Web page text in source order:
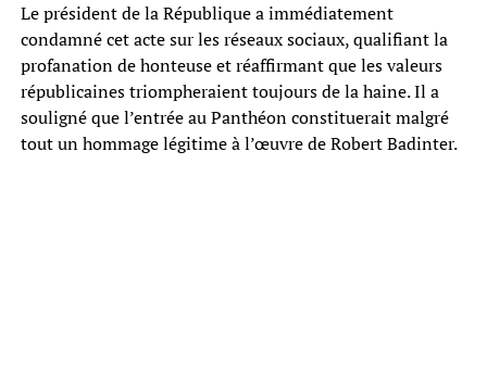
Le président de la République a immédiatement
condamné cet acte sur les réseaux sociaux, qualifiant la
profanation de honteuse et réaffirmant que les valeurs
républicaines triompheraient toujours de la haine. Il a
souligné que l’entrée au Panthéon constituerait malgré
tout un hommage légitime à l’œuvre de Robert Badinter.